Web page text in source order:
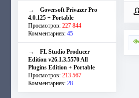
→ Goversoft Privazer Pro
4.0.125 + Portable
Просмотров: 227 844
Комментариев: 45
→ FL Studio Producer
Edition v26.1.3.5570 All
Plugins Edition + Portable
Просмотров: 213 567
Комментариев: 28